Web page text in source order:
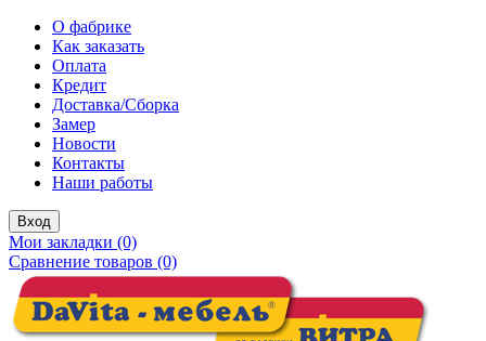
О фабрике
Как заказать
Оплата
Кредит
Доставка/Сборка
Замер
Новости
Контакты
Наши работы
Вход
Мои закладки (0)
Сравнение товаров (0)